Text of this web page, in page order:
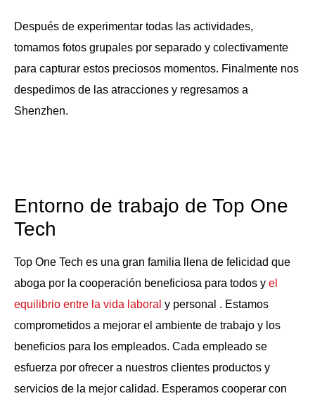
Después de experimentar todas las actividades,
tomamos fotos grupales por separado y colectivamente
para capturar estos preciosos momentos. Finalmente nos
despedimos de las atracciones y regresamos a
Shenzhen.
Entorno de trabajo de Top One
Tech
Top One Tech es una gran familia llena de felicidad que
aboga por la cooperación beneficiosa para todos y el
equilibrio entre la vida laboral y personal . Estamos
comprometidos a mejorar el ambiente de trabajo y los
beneficios para los empleados. Cada empleado se
esfuerza por ofrecer a nuestros clientes productos y
servicios de la mejor calidad. Esperamos cooperar con